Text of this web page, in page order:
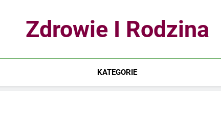
Zdrowie I Rodzina
KATEGORIE